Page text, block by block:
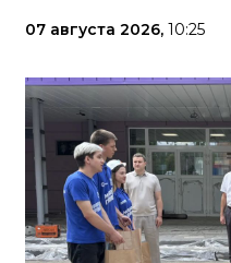
07 августа 2026, 10:25